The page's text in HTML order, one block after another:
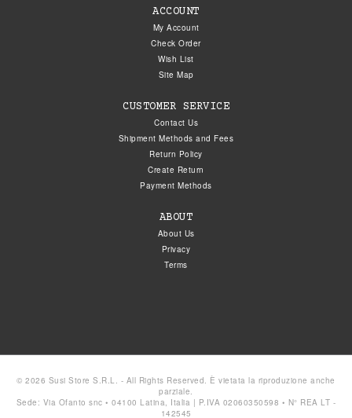
ACCOUNT
My Account
Check Order
Wish List
Site Map
CUSTOMER SERVICE
Contact Us
Shipment Methods and Fees
Return Policy
Create Return
Payment Methods
ABOUT
About Us
Privacy
Terms
© 2026 Susi Store S.R.L. - All Rights Reserved. È vietata la riproduzione anche
parziale.
Sede: Via Ofanto snc • 04100 Latina, Italia | P.IVA 02060350598 • N° REA LT -
142545